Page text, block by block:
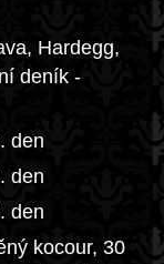
Hardegg,
deník -
den
den
den
kocour, 30